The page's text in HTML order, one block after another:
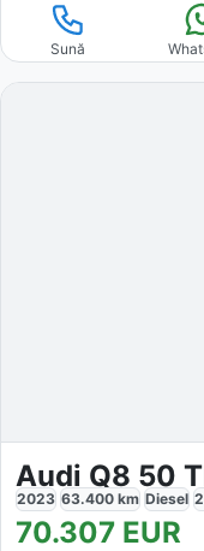
Sună
Audi Q8 50
2023 63.400 km Diesel
70.307 EUR